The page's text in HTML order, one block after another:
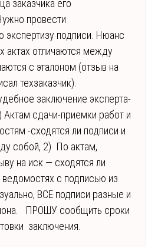
заказчика его
провести
экспертизу подписи. Нюанс
актах отличаются между
с эталоном (отзыв на
техзаказчик).
заключение эксперта-
Актам сдачи-приемки работ и
-сходятся ли подписи и
собой, 2) По актам,
на иск — сходятся ли
ведомостях с подписью из
ВСЕ подписи разные и
ПРОШУ сообщить сроки
заключения.